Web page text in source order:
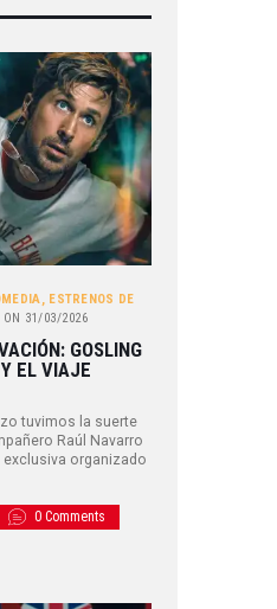
, ESTRENOS DE
ON 31/03/2026
GOSLING
EL VIAJE
tuvimos la suerte
Raúl Navarro
exclusiva organizado
0 Comments